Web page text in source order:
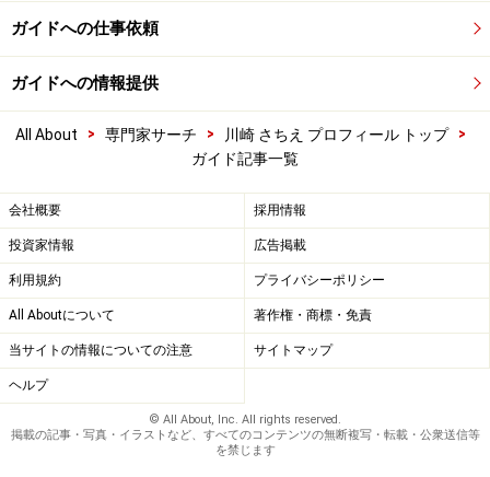
ガイドへの仕事依頼
ガイドへの情報提供
All About > 専門家サーチ > 川崎 さちえ プロフィール トップ
>
ガイド記事一覧
会社概要 採用情報
投資家情報 広告掲載
利用規約 プライバシーポリシー
All Aboutについて 著作権・商標・免責
当サイトの情報についての注意 サイトマップ
ヘルプ
© All About, Inc. All rights reserved.
掲載の記事・写真・イラストなど、すべてのコンテンツの無断複写・転載・公衆送信等
を禁じます